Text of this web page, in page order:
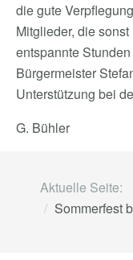
die gute
Mitglieder, die
entspannte
Bürgermeister
Unterstützung bei
G. Bühler
Aktuelle Seite:
Sommerfest